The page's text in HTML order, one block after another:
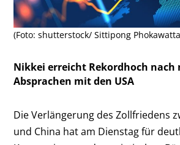
(Foto: shutterstock/ Sittipong
Nikkei erreicht Rekordhoch nach
Absprachen mit den USA
Die Verlängerung des Zollfriedens
und China hat am Dienstag für